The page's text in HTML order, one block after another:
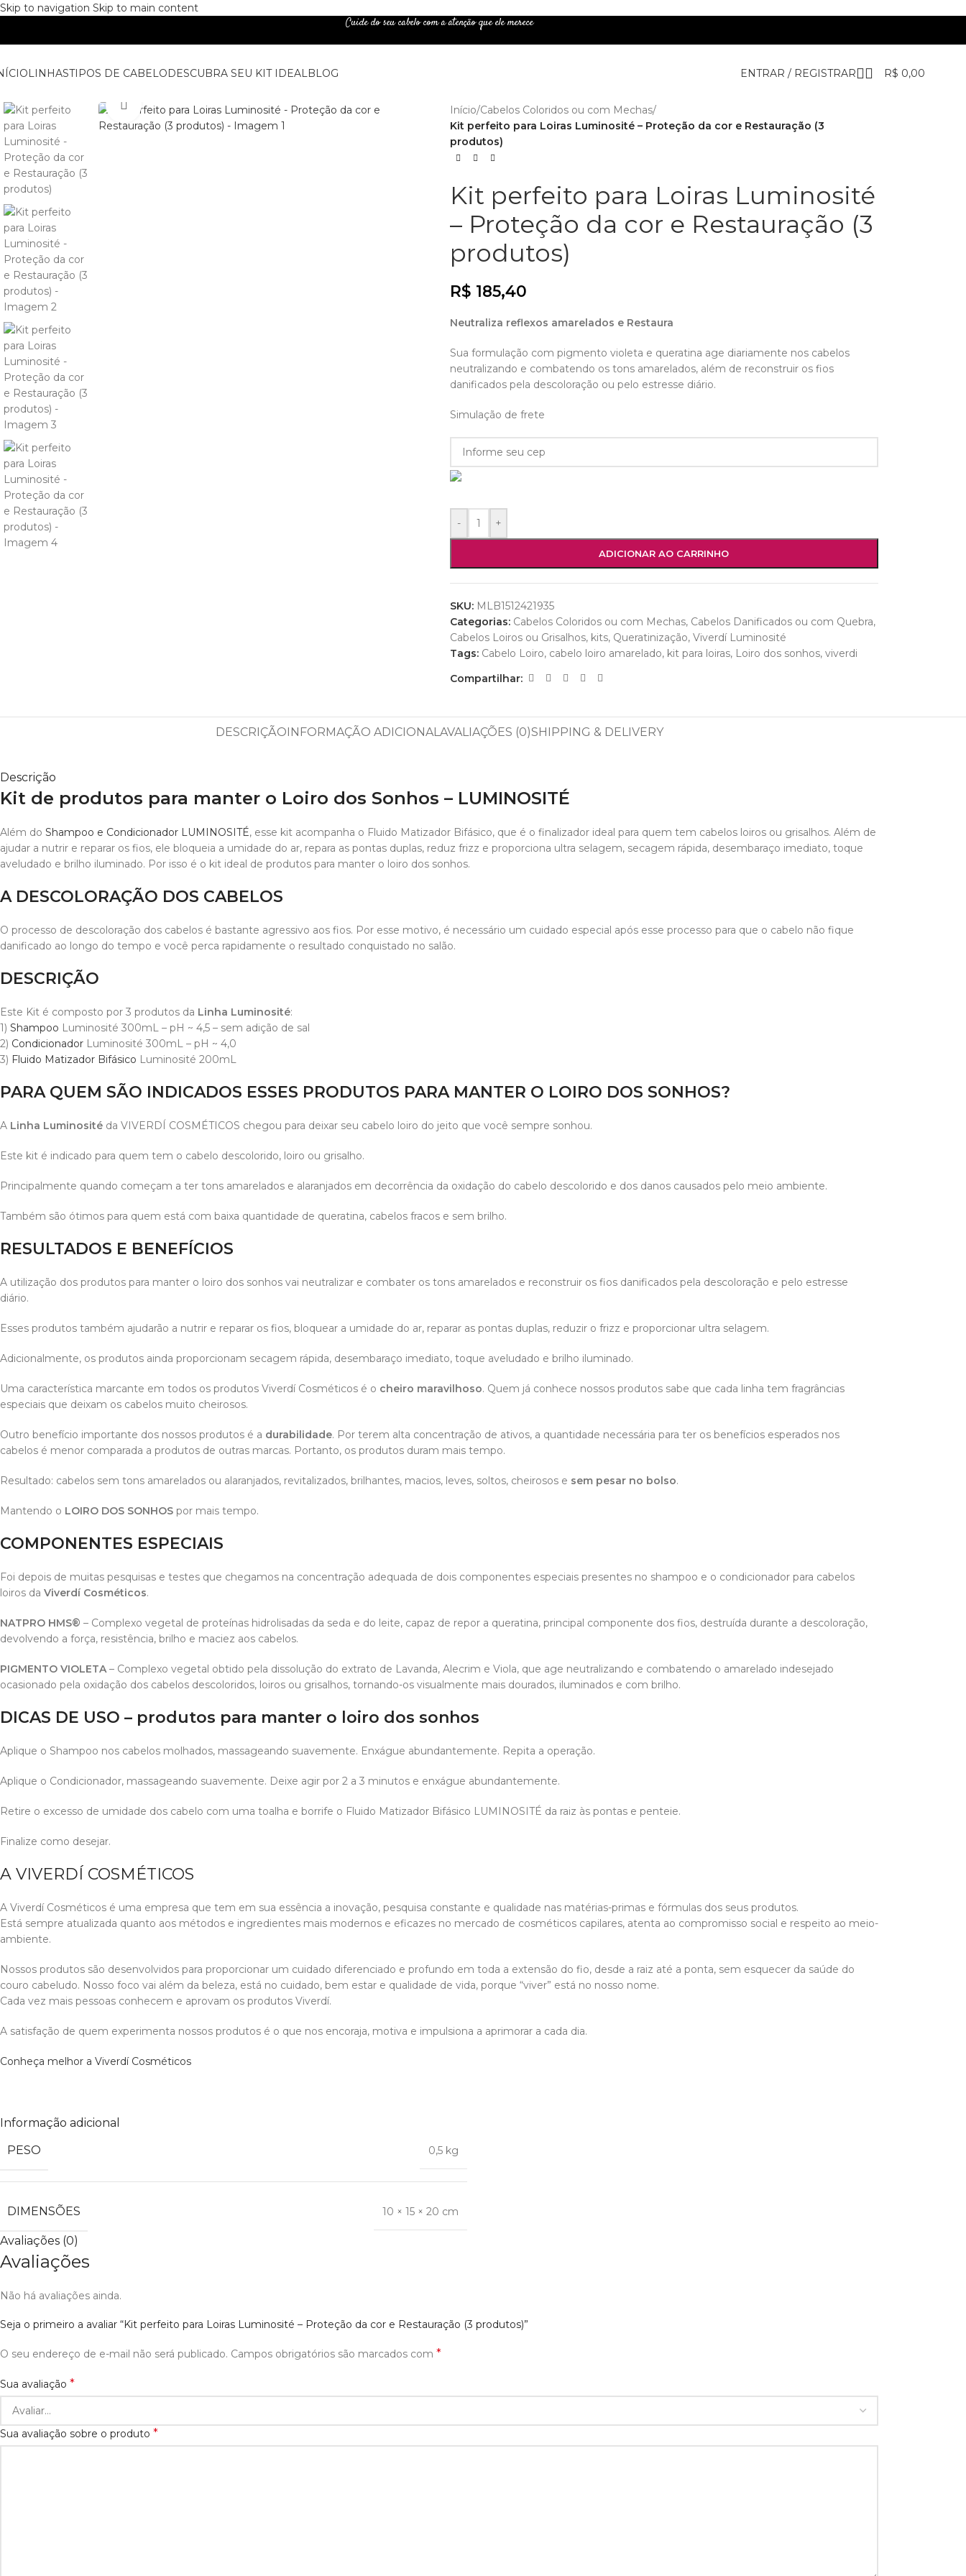
Skip to navigation Skip to main content
Cuide do seu cabelo com a atenção que ele merece
LINHASTIPOS DE CABELODESCUBRA SEU KIT IDEALBLOG ENTRAR / REGISTRAR R$ 0,00
Clique para ampliar Início/Cabelos Coloridos ou com Mechas/
Kit perfeito para Loiras Luminosité – Proteção da cor e Restauração (3
produtos)
Kit perfeito para Loiras Luminosité
– Proteção da cor e Restauração (3
produtos)
R$ 185,40
Neutraliza reflexos amarelados e Restaura
Sua formulação com pigmento violeta e queratina age diariamente nos cabelos
neutralizando e combatendo os tons amarelados, além de reconstruir os fios
danificados pela descoloração ou pelo estresse diário.
Simulação de frete
- +
ADICIONAR AO CARRINHO
SKU: MLB1512421935
Categorias: Cabelos Coloridos ou com Mechas, Cabelos Danificados ou com Quebra,
Cabelos Loiros ou Grisalhos, kits, Queratinização, Viverdí Luminosité
Tags: Cabelo Loiro, cabelo loiro amarelado, kit para loiras, Loiro dos sonhos, viverdi
Compartilhar:
DESCRIÇÃOINFORMAÇÃO ADICIONAL AVALIAÇÕES (0)SHIPPING & DELIVERY
Descrição
Kit de produtos para manter o Loiro dos Sonhos – LUMINOSITÉ
Além do Shampoo e Condicionador LUMINOSITÉ, esse kit acompanha o Fluido Matizador Bifásico, que é o finalizador ideal para quem tem cabelos loiros ou grisalhos. Além de
ajudar a nutrir e reparar os fios, ele bloqueia a umidade do ar, repara as pontas duplas, reduz frizz e proporciona ultra selagem, secagem rápida, desembaraço imediato, toque
aveludado e brilho iluminado. Por isso é o kit ideal de produtos para manter o loiro dos sonhos.
A DESCOLORAÇÃO DOS CABELOS
O processo de descoloração dos cabelos é bastante agressivo aos fios. Por esse motivo, é necessário um cuidado especial após esse processo para que o cabelo não fique
danificado ao longo do tempo e você perca rapidamente o resultado conquistado no salão.
DESCRIÇÃO
Este Kit é composto por 3 produtos da Linha Luminosité:
1) Shampoo Luminosité 300mL – pH ~ 4,5 – sem adição de sal
2) Condicionador Luminosité 300mL – pH ~ 4,0
3) Fluido Matizador Bifásico Luminosité 200mL
PARA QUEM SÃO INDICADOS ESSES PRODUTOS PARA MANTER O LOIRO DOS SONHOS?
A Linha Luminosité da VIVERDÍ COSMÉTICOS chegou para deixar seu cabelo loiro do jeito que você sempre sonhou.
Este kit é indicado para quem tem o cabelo descolorido, loiro ou grisalho.
Principalmente quando começam a ter tons amarelados e alaranjados em decorrência da oxidação do cabelo descolorido e dos danos causados pelo meio ambiente.
Também são ótimos para quem está com baixa quantidade de queratina, cabelos fracos e sem brilho.
RESULTADOS E BENEFÍCIOS
A utilização dos produtos para manter o loiro dos sonhos vai neutralizar e combater os tons amarelados e reconstruir os fios danificados pela descoloração e pelo estresse
diário.
Esses produtos também ajudarão a nutrir e reparar os fios, bloquear a umidade do ar, reparar as pontas duplas, reduzir o frizz e proporcionar ultra selagem.
Adicionalmente, os produtos ainda proporcionam secagem rápida, desembaraço imediato, toque aveludado e brilho iluminado.
Uma característica marcante em todos os produtos Viverdí Cosméticos é o cheiro maravilhoso. Quem já conhece nossos produtos sabe que cada linha tem fragrâncias
especiais que deixam os cabelos muito cheirosos.
Outro benefício importante dos nossos produtos é a durabilidade. Por terem alta concentração de ativos, a quantidade necessária para ter os benefícios esperados nos
cabelos é menor comparada a produtos de outras marcas. Portanto, os produtos duram mais tempo.
Resultado: cabelos sem tons amarelados ou alaranjados, revitalizados, brilhantes, macios, leves, soltos, cheirosos e sem pesar no bolso.
Mantendo o LOIRO DOS SONHOS por mais tempo.
COMPONENTES ESPECIAIS
Foi depois de muitas pesquisas e testes que chegamos na concentração adequada de dois componentes especiais presentes no shampoo e o condicionador para cabelos
loiros da Viverdí Cosméticos.
NATPRO HMS® – Complexo vegetal de proteínas hidrolisadas da seda e do leite, capaz de repor a queratina, principal componente dos fios, destruída durante a descoloração,
devolvendo a força, resistência, brilho e maciez aos cabelos.
PIGMENTO VIOLETA– Complexo vegetal obtido pela dissolução do extrato de Lavanda, Alecrim e Viola, que age neutralizando e combatendo o amarelado indesejado
ocasionado pela oxidação dos cabelos descoloridos, loiros ou grisalhos, tornando-os visualmente mais dourados, iluminados e com brilho.
DICAS DE USO – produtos para manter o loiro dos sonhos
Aplique o Shampoo nos cabelos molhados, massageando suavemente. Enxágue abundantemente. Repita a operação.
Aplique o Condicionador, massageando suavemente. Deixe agir por 2 a 3 minutos e enxágue abundantemente.
Retire o excesso de umidade dos cabelo com uma toalha e borrife o Fluido Matizador Bifásico LUMINOSITÉ da raiz às pontas e penteie.
Finalize como desejar.
A VIVERDÍ COSMÉTICOS
A Viverdí Cosméticos é uma empresa que tem em sua essência a inovação, pesquisa constante e qualidade nas matérias-primas e fórmulas dos seus produtos.
Está sempre atualizada quanto aos métodos e ingredientes mais modernos e eficazes no mercado de cosméticos capilares, atenta ao compromisso social e respeito ao meio-
ambiente.
Nossos produtos são desenvolvidos para proporcionar um cuidado diferenciado e profundo em toda a extensão do fio, desde a raiz até a ponta, sem esquecer da saúde do
couro cabeludo. Nosso foco vai além da beleza, está no cuidado, bem estar e qualidade de vida, porque “viver” está no nosso nome.
Cada vez mais pessoas conhecem e aprovam os produtos Viverdí.
A satisfação de quem experimenta nossos produtos é o que nos encoraja, motiva e impulsiona a aprimorar a cada dia.
Conheça melhor a Viverdí Cosméticos
Informação adicional
PESO
0,5 kg
DIMENSÕES 10 × 15 × 20 cm
Avaliações (0)
Avaliações
Não há avaliações ainda.
Seja o primeiro a avaliar “Kit perfeito para Loiras Luminosité – Proteção da cor e Restauração (3 produtos)”
O seu endereço de e-mail não será publicado. Campos obrigatórios são marcados com *
Sua avaliação *
Sua avaliação sobre o produto *